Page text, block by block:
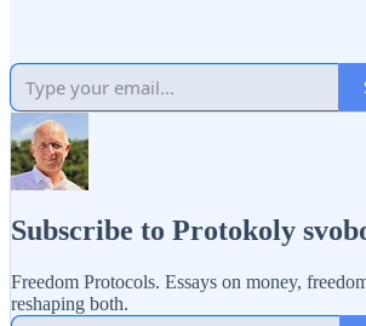
Subscribe to Protokoly
Freedom Protocols. Essays on money,
reshaping both.